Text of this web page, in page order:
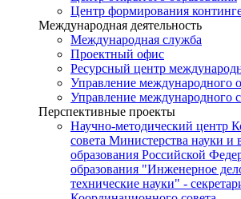
Центр формирования
Международная деятельность
Международная служба
Проектный офис
Ресурсный центр
Управление международного
Управление международного
Перспективные проекты
Научно-методический центр
совета Министерства науки и
образования Российской
образования "Инженерное
технические науки" -